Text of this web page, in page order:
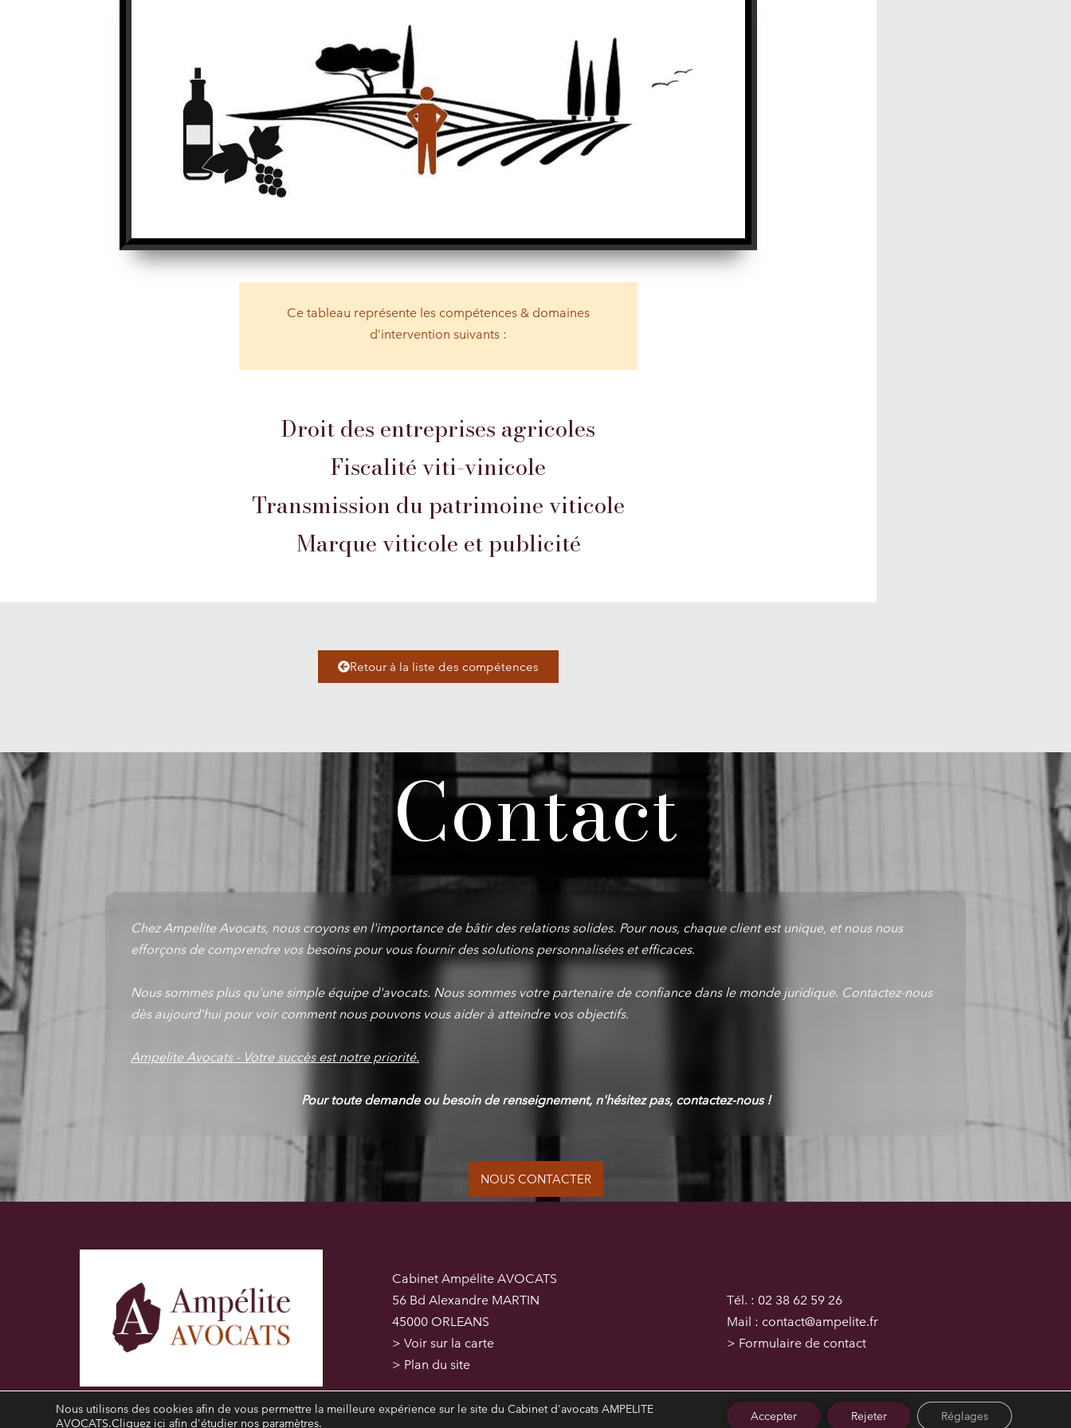
Ce tableau représente les compétences & domaines
d’intervention suivants :
Droit des entreprises agricoles
Fiscalité viti-vinicole
Transmission du patrimoine viticole
Marque viticole et publicité
Retour à la liste des compétences
Contact
Chez Ampelite Avocats, nous croyons en l'importance de bâtir des relations solides. Pour nous, chaque client est unique, et nous nous
efforçons de comprendre vos besoins pour vous fournir des solutions personnalisées et efficaces.
Nous sommes plus qu'une simple équipe d'avocats. Nous sommes votre partenaire de confiance dans le monde juridique. Contactez-nous
dès aujourd'hui pour voir comment nous pouvons vous aider à atteindre vos objectifs.
Ampelite Avocats - Votre succès est notre priorité.
Pour toute demande ou besoin de renseignement, n'hésitez pas, contactez-nous !
NOUS CONTACTER
Cabinet Ampélite AVOCATS
56 Bd Alexandre MARTIN
45000 ORLEANS
> Voir sur la carte
> Plan du site
Tél. : 02 38 62 59 26
Mail : contact@ampelite.fr
> Formulaire de contact
Nous utilisons des cookies afin de vous permettre la meilleure expérience sur le site du Cabinet d'avocats AMPELITE
AVOCATS.Cliquez ici afin d'étudier nos paramètres. Accepter Rejeter Réglages